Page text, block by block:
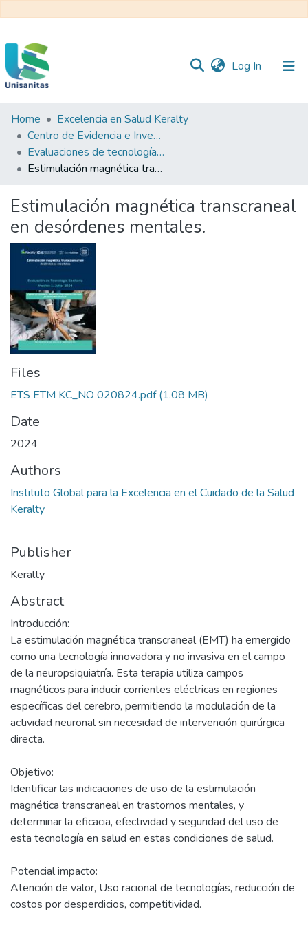
Log In (current)
Inicio
Web
Unisanitas
Web
Biblioteca
Home
Excelencia en Salud Keralty
Centro de Evidencia e Investigación para las Decisiones en Salud – CEIDS
Evaluaciones de tecnología sanitaria
Estimulación magnética transcraneal en desórdenes mentales.
Estimulación magnética transcraneal
en desórdenes mentales.
Files
ETS ETM KC_NO 020824.pdf(1.08 MB)
Date
2024
Authors
Instituto Global para la Excelencia en el Cuidado de la Salud
Keralty
Publisher
Keralty
Abstract
Introducción:
La estimulación magnética transcraneal (EMT) ha emergido
como una tecnología innovadora y no invasiva en el campo
de la neuropsiquiatría. Esta terapia utiliza campos
magnéticos para inducir corrientes eléctricas en regiones
específicas del cerebro, permitiendo la modulación de la
actividad neuronal sin necesidad de intervención quirúrgica
directa.
Objetivo:
Identificar las indicaciones de uso de la estimulación
magnética transcraneal en trastornos mentales, y
determinar la eficacia, efectividad y seguridad del uso de
esta tecnología en salud en estas condiciones de salud.
Potencial impacto:
Atención de valor, Uso racional de tecnologías, reducción de
costos por desperdicios, competitividad.